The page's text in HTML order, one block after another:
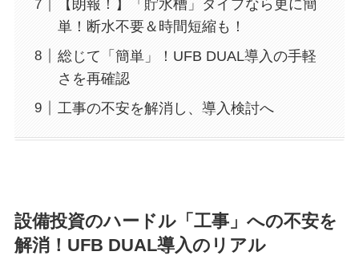
【朗報！】「貯水槽」タイプなら更に簡
単！断水不要＆時間短縮も！
総じて「簡単」！UFB DUAL導入の手軽
さを再確認
工事の不安を解消し、導入検討へ
設備投資のハードル「工事」への不安を
解消！UFB DUAL導入のリアル